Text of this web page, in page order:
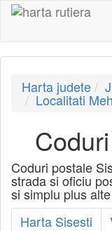
Harta judete
Localitati
Coduri postale
strada si oficiu
si simplu plus
Harta Sisesti